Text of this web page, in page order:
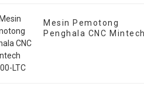
Mesin Pemotong
Penghala CNC Mintech